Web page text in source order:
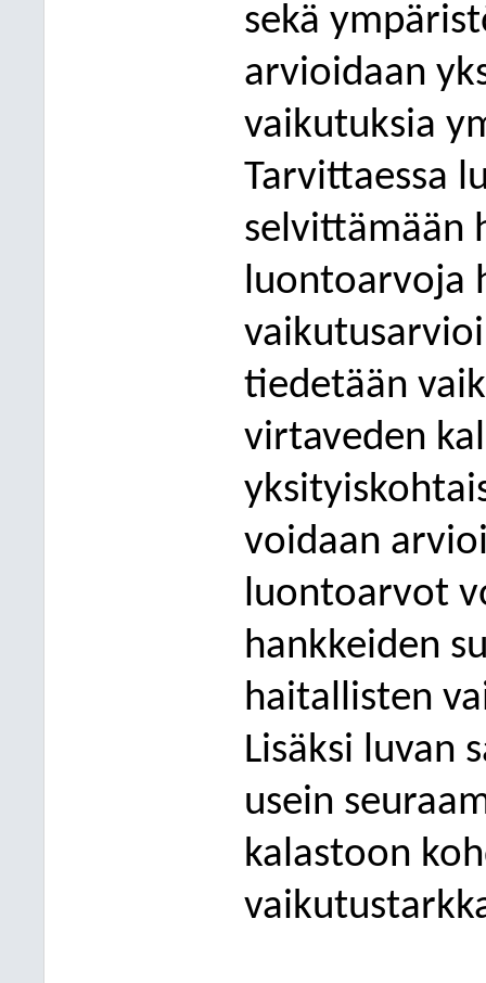
sekä
arvioidaan
vaikutuksia
Tarvittaessa
selvittämään
luontoarvoja
tiedetään
virtaveden
voidaan
luontoarvot
hankkeiden
haitallisten
Lisäksi luvan
usein
kalastoon